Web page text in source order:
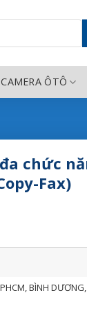
CAMERA ÔTÔ
chức
Fax)
BÌNH